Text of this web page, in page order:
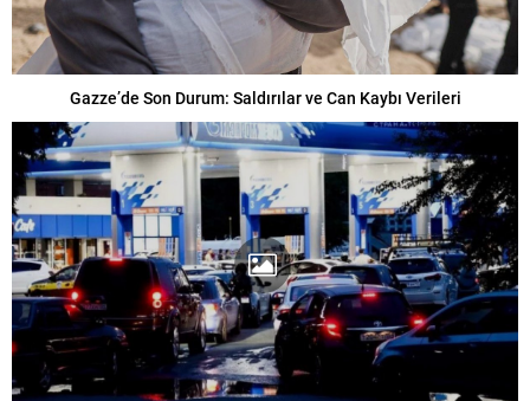
Gazze’de Son Durum: Saldırılar ve Can Kaybı Verileri